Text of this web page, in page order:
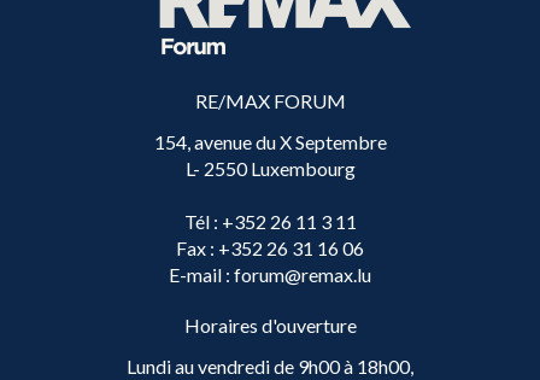
RE/MAX FORUM
154, avenue du X Septembre
L- 2550 Luxembourg
Tél: +352 26 11 3 11
Fax : +352 26 31 16 06
E-mail : forum@remax.lu
Horaires d'ouverture
Lundi au vendredi de 9h00 à 18h00,